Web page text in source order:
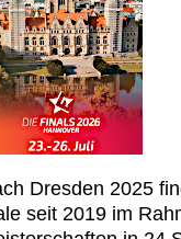
Dresden 2025
seit 2019 im